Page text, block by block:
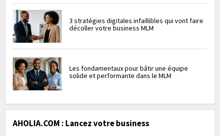
3 stratégies digitales infaillibles qui vont faire
décoller votre business MLM
Les fondamentaux pour bâtir une équipe
solide et performante dans le MLM
AHOLIA.COM : Lancez votre business